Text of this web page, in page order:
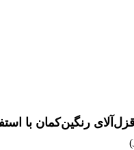
رنگین‌کمان با